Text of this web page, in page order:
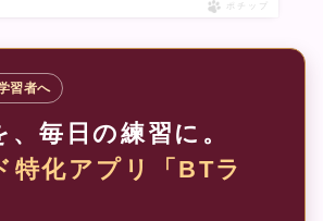
ポチップ
習者へ
、毎日の練習に。
特化アプリ「BTラ